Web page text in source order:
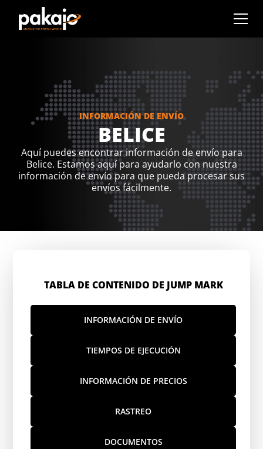
INFORMACIÓN DE ENVÍO
BELICE
Aquí puedes encontrar información de envío para
Belice. Estamos aquí para ayudarlo con nuestra
información de envío para que pueda procesar sus
envíos fácilmente.
TABLA DE CONTENIDO DE JUMP MARK
INFORMACIÓN DE ENVÍO
TIEMPOS DE EJECUCIÓN
INFORMACIÓN DE PRECIOS
RASTREO
DOCUMENTOS